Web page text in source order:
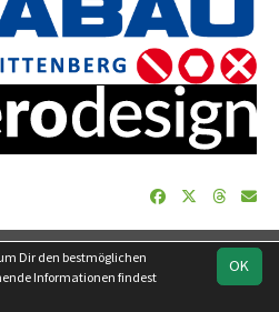
soccero.de
OK
Dir den bestmöglichen
Informationen findest